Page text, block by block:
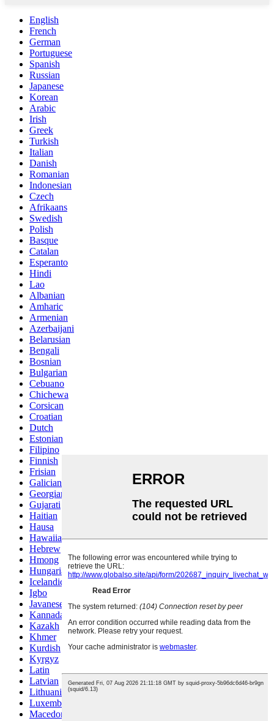
English
French
German
Portuguese
Spanish
Russian
Japanese
Korean
Arabic
Irish
Greek
Turkish
Italian
Danish
Romanian
Indonesian
Czech
Afrikaans
Swedish
Polish
Basque
Catalan
Esperanto
Hindi
Lao
Albanian
Amharic
Armenian
Azerbaijani
Belarusian
Bengali
Bosnian
Bulgarian
Cebuano
Chichewa
Corsican
Croatian
Dutch
Estonian
Filipino
Finnish
Frisian
Galician
Georgian
Gujarati
Haitian
Hausa
Hawaiian
Hebrew
Hmong
Hungarian
Icelandic
Igbo
Javanese
Kannada
Kazakh
Khmer
Kurdish
Kyrgyz
Latin
Latvian
Lithuanian
Luxembou..
Macedonian